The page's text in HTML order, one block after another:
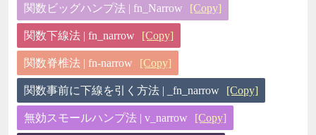
関数ビッグハンプ法 | fn_Narrow [Copy]
関数下線法 | fn_narrow [Copy]
関数脊椎法 | fn-narrow [Copy]
関数事前に下線を引く方法 | _fn_narrow [Copy]
無効スモールハンプ法 | v_narrow [Copy]